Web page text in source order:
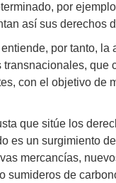
por
así sus derechos
por tanto,
que
con el objetivo de
que sitúe los
es un surgimiento
mercancías,
sumideros de